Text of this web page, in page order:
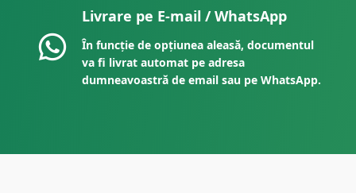
Livrare pe E-mail / WhatsApp
În funcție de opțiunea aleasă, documentul
va fi livrat automat pe adresa
dumneavoastră de email sau pe WhatsApp.